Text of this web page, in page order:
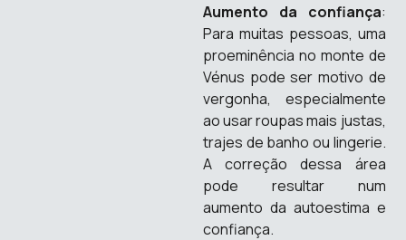
Aumento da confiança:
Para muitas pessoas, uma
proeminência no monte de
Vénus pode ser motivo de
vergonha, especialmente
ao usar roupas mais justas,
trajes de banho ou lingerie.
A correção dessa área
pode resultar num
aumento da autoestima e
confiança.